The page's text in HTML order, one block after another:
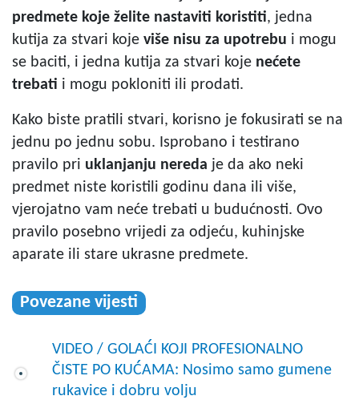
predmete koje želite nastaviti koristiti, jedna
kutija za stvari koje više nisu za upotrebu i mogu
se baciti, i jedna kutija za stvari koje nećete
trebati i mogu pokloniti ili prodati.
Kako biste pratili stvari, korisno je fokusirati se na
jednu po jednu sobu. Isprobano i testirano
pravilo pri uklanjanju nereda je da ako neki
predmet niste koristili godinu dana ili više,
vjerojatno vam neće trebati u budućnosti. Ovo
pravilo posebno vrijedi za odjeću, kuhinjske
aparate ili stare ukrasne predmete.
Povezane vijesti
VIDEO / GOLAĆI KOJI PROFESIONALNO
ČISTE PO KUĆAMA: Nosimo samo gumene
rukavice i dobru volju